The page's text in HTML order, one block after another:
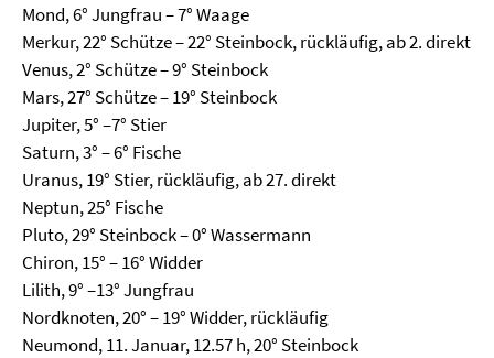
Mond, 6° Jungfrau – 7° Waage
Merkur, 22° Schütze – 22° Steinbock, rückläufig, ab 2. direkt
Venus, 2° Schütze – 9° Steinbock
Mars, 27° Schütze – 19° Steinbock
Jupiter, 5° –7° Stier
Saturn, 3° – 6° Fische
Uranus, 19° Stier, rückläufig, ab 27. direkt
Neptun, 25° Fische
Pluto, 29° Steinbock – 0° Wassermann
Chiron, 15° – 16° Widder
Lilith, 9° –13° Jungfrau
Nordknoten, 20° – 19° Widder, rückläufig
Neumond, 11. Januar, 12.57 h, 20° Steinbock